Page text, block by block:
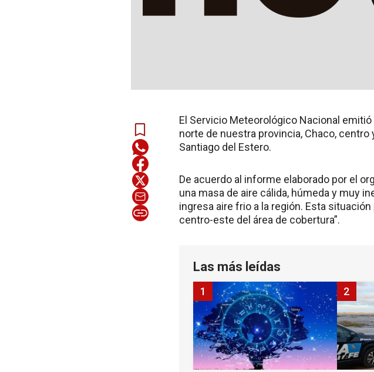
El Servicio Meteorológico Nacional
norte de nuestra provincia, Chaco,
Santiago del Estero.
De acuerdo al informe elaborado por el
una masa de aire cálida, húmeda y muy
ingresa aire frio a la región. Esta
centro-este del área de cobertura”.
Las más leídas
1 2